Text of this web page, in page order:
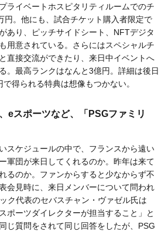
ライベートホスピタリティルームでのチ
円。他にも、試合チケット購入者限定で
あり、ピッチサイドシート、NFTデジタ
用意されている。さらにはスペシャルチ
直接交流ができたり、来日中イベントへ
。最高ランクはなんと3億円。詳細は後日
得られる特典は想像もつかない。
eスポーツなど、「PSGファミリ
スケジュールの中で、フランスから遠い
軍団が来日してくれるのか。昨年は来て
るのか。ファンからすると少なからず不
会見時に、来日メンバーについて問われ
ク代表のセバスチャン・ヴァゼル氏は
ポーツダイレクターが担当すること」と
じ質問をされて同じ回答をしたが、PSG